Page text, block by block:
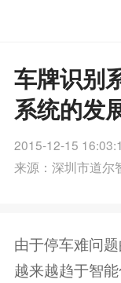
车牌识别
系统的发
2015-12-15
来源：深圳市道尔
由于停车难问
越来越趋于智